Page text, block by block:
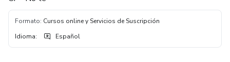
Formato: Cursos online y Servicios de Suscripción
Idioma: Español